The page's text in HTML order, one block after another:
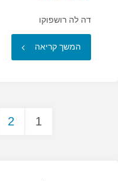
דה לה רושפוקו
המשך קריאה "אין
1
2